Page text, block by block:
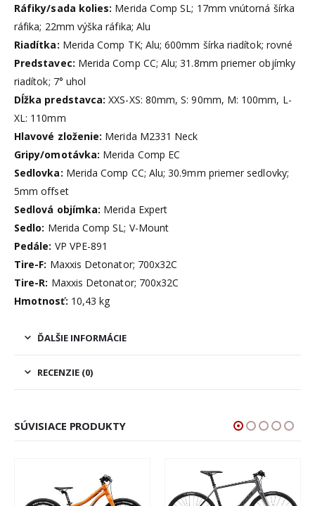
Ráfiky/sada kolies: Merida Comp SL; 17mm vnútorná šírka
ráfika; 22mm výška ráfika; Alu
Riadítka: Merida Comp TK; Alu; 600mm šírka riadítok; rovné
Predstavec: Merida Comp CC; Alu; 31.8mm priemer objímky
riadítok; 7° uhol
Dĺžka predstavca:XXS-XS: 80mm, S: 90mm, M: 100mm, L-
XL: 110mm
Hlavové zloženie: Merida M2331 Neck
Gripy/omotávka: Merida Comp EC
Sedlovka: Merida Comp CC; Alu; 30.9mm priemer sedlovky;
5mm offset
Sedlová objímka: Merida Expert
Sedlo: Merida Comp SL; V-Mount
Pedále: VP VPE-891
Tire-F: Maxxis Detonator; 700x32C
Tire-R: Maxxis Detonator; 700x32C
Hmotnosť: 10,43 kg
ĎALŠIE INFORMÁCIE
RECENZIE (0)
SÚVISIACE PRODUKTY